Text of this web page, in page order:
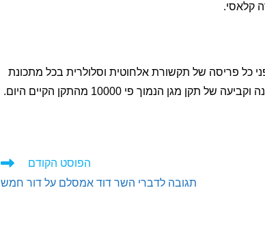
קלאסי.
כל פריסה של תקשורת אלחוטית וסלולרית בכל מתכונת
מגן הנמוך פי 10000 מהתקן הקיים היום.
הפוסט הקודם
תגובה לדברי השר דוד אמסלם על דור חמש